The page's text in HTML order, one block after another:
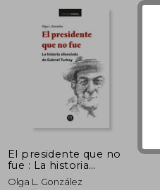
El presidente que no
fue : La historia
silenciada de Gabriel
Olga L. González